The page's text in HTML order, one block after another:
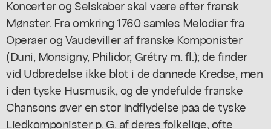
Koncerter og Selskaber skal være efter fransk
Mønster. Fra omkring 1760 samles Melodier fra
Operaer og Vaudeviller af franske Komponister
(Duni, Monsigny, Philidor, Grétry m. fl.); de finder
vid Udbredelse ikke blot i de dannede Kredse, men
i den tyske Husmusik, og de yndefulde franske
Chansons øver en stor Indflydelse paa de tyske
Liedkomponister p. G. af deres folkelige, ofte